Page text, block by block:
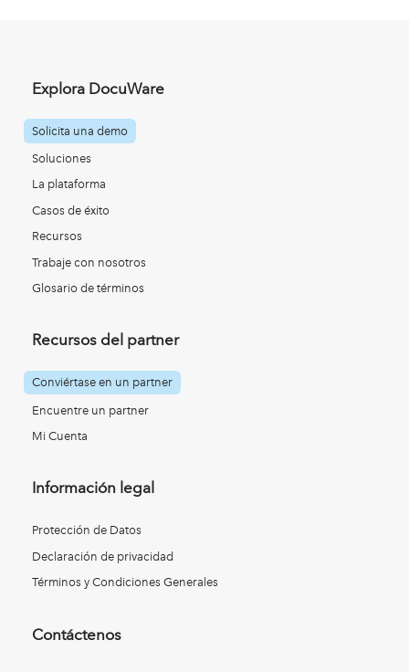
Explora DocuWare
Solicita una demo
Soluciones
La plataforma
Casos de éxito
Recursos
Trabaje con nosotros
Glosario de términos
Recursos del partner
Conviértase en un partner
Encuentre un partner
Mi Cuenta
Información legal
Protección de Datos
Declaración de privacidad
Términos y Condiciones Generales
Contáctenos